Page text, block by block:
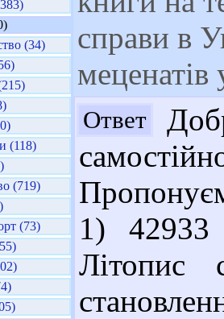
(34)
(118)
(719)
(73)
справи в
меценатів
Ответ
1)
Літопис